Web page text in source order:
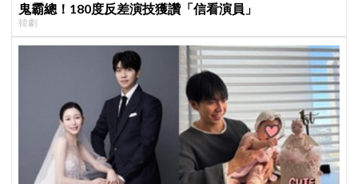
鬼霸總！180度反差演技獲讚「信看演員」
韓劇